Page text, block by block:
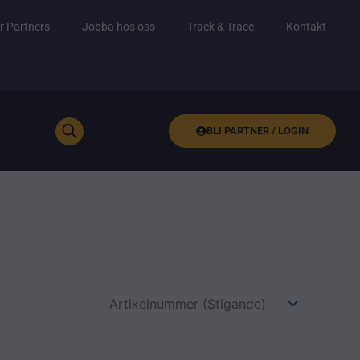
Partners Jobba hos oss Track & Trace Kontakt
BLI PARTNER / LOGIN